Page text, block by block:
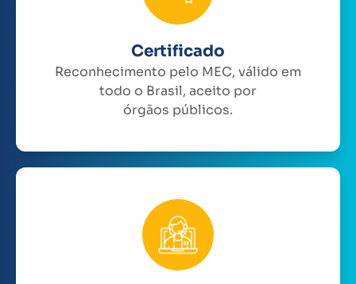
Certificado
Reconhecimento pelo MEC, válido em
todo o Brasil, aceito por
órgãos públicos.